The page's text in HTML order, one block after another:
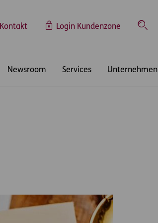
Kontakt Login Kundenzone
Suche
Newsroom Services Unternehmen